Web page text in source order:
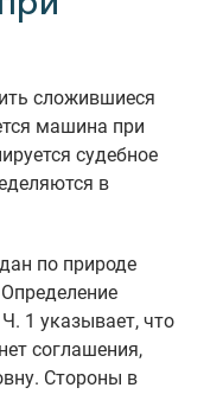
сложившиеся
машина при
судебное
в
по природе
1 указывает, что
соглашения,
Стороны в